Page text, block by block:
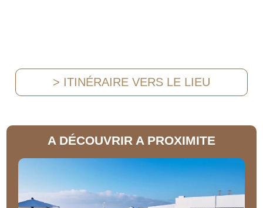
> ITINÉRAIRE VERS LE LIEU
A DÉCOUVRIR A PROXIMITE